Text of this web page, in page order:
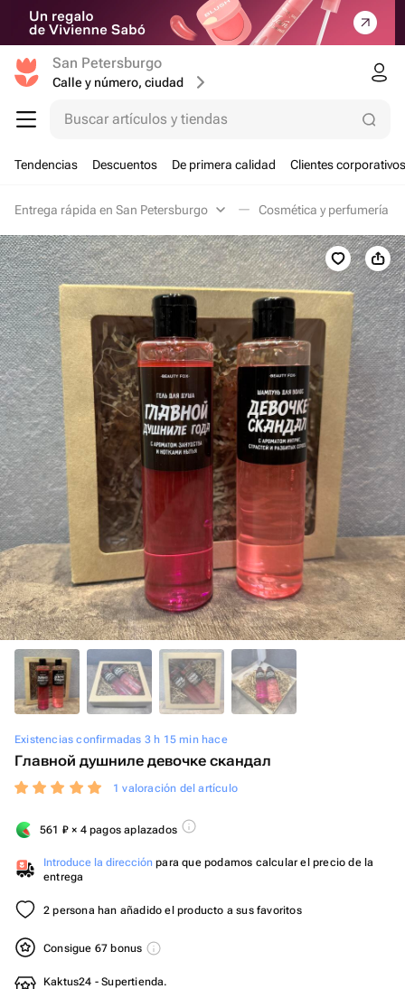
San Petersburgo
Calle y número, ciudad
Buscar artículos y tiendas
Tendencias Descuentos De primera calidad Clientes corporativos
Entrega rápida en San Petersburgo Cosmética y perfumería
Existencias confirmadas 3 h 15 min hace
Главной душниле девочке скандал
1 valoración del artículo
561 ₽ × 4 pagos aplazados
Introduce la dirección para que podamos calcular el precio de la
entrega
2 persona han añadido el producto a sus favoritos
Consigue 67 bonus
Kaktus24 - Supertienda.